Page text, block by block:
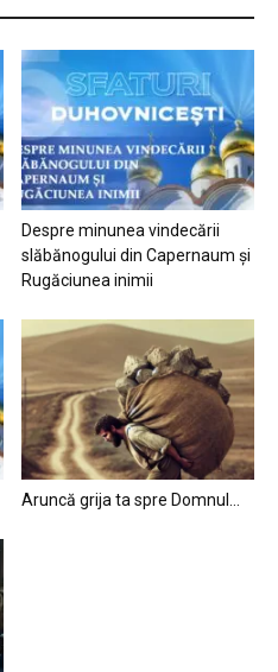
Despre minunea vindecării
slăbănogului din Capernaum și
Rugăciunea inimii
Aruncă grija ta spre Domnul…